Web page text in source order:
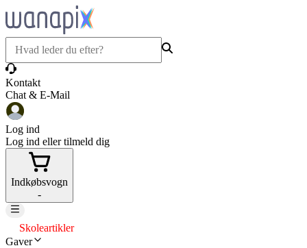
Kontakt
Chat & E-Mail
Log ind
Log ind eller tilmeld dig
Indkøbsvogn
-
Skoleartikler
Gaver